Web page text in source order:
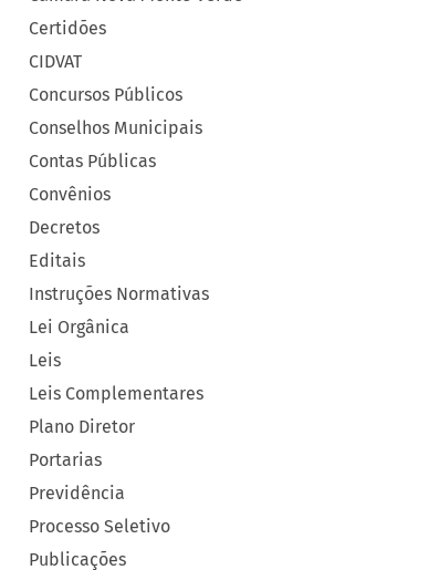
Certidões
CIDVAT
Concursos Públicos
Conselhos Municipais
Contas Públicas
Convênios
Decretos
Editais
Instruções Normativas
Lei Orgânica
Leis
Leis Complementares
Plano Diretor
Portarias
Previdência
Processo Seletivo
Publicações